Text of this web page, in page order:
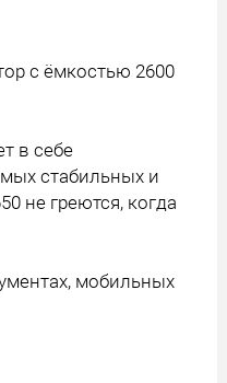
с ёмкостью 2600
в себе
стабильных и
не греются, когда
мобильных